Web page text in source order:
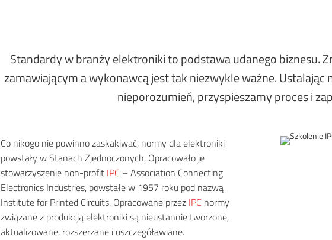
Standardy w branży elektroniki to podstawa udanego biznesu.
zamawiającym a wykonawcą jest tak niezwykle ważne.
nieporozumień, przyspieszamy proces i
Co nikogo nie powinno zaskakiwać, normy dla elektroniki
powstały w Stanach Zjednoczonych. Opracowało je
stowarzyszenie non-profit IPC – Association Connecting
Electronics Industries, powstałe w 1957 roku pod nazwą
Institute for Printed Circuits. Opracowane przez IPC normy
związane z produkcją elektroniki są nieustannie tworzone,
aktualizowane, rozszerzane i uszczegóławiane.